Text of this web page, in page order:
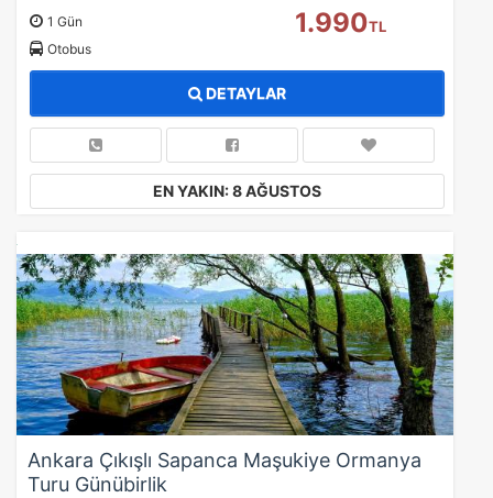
1 Gün
Otobus
1.990TL
DETAYLAR
EN YAKIN: 8 AĞUSTOS
Ankara Çıkışlı Sapanca Maşukiye Ormanya
Turu Günübirlik